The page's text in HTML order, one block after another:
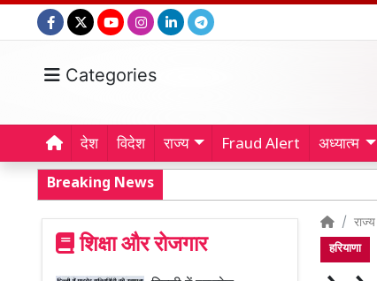
Categories
देश विदेश राज्य Fraud Alert अध्यात्म
Breaking News
शिक्षा और रोजगार
राज्य
हरियाणा